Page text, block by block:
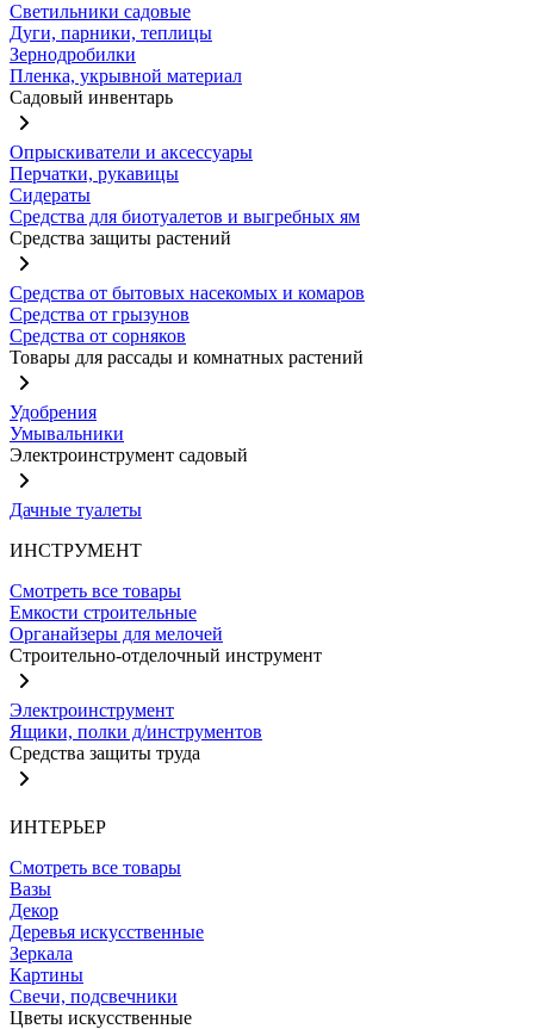
Светильники садовые
Дуги, парники, теплицы
Зернодробилки
Пленка, укрывной материал
Садовый инвентарь
Опрыскиватели и аксессуары
Перчатки, рукавицы
Сидераты
Средства для биотуалетов и выгребных ям
Средства защиты растений
Средства от бытовых насекомых и комаров
Средства от грызунов
Средства от сорняков
Товары для рассады и комнатных растений
Удобрения
Умывальники
Электроинструмент садовый
Дачные туалеты
ИНСТРУМЕНТ
Смотреть все товары
Емкости строительные
Органайзеры для мелочей
Строительно-отделочный инструмент
Электроинструмент
Ящики, полки д/инструментов
Средства защиты труда
ИНТЕРЬЕР
Смотреть все товары
Вазы
Декор
Деревья искусственные
Зеркала
Картины
Свечи, подсвечники
Цветы искусственные